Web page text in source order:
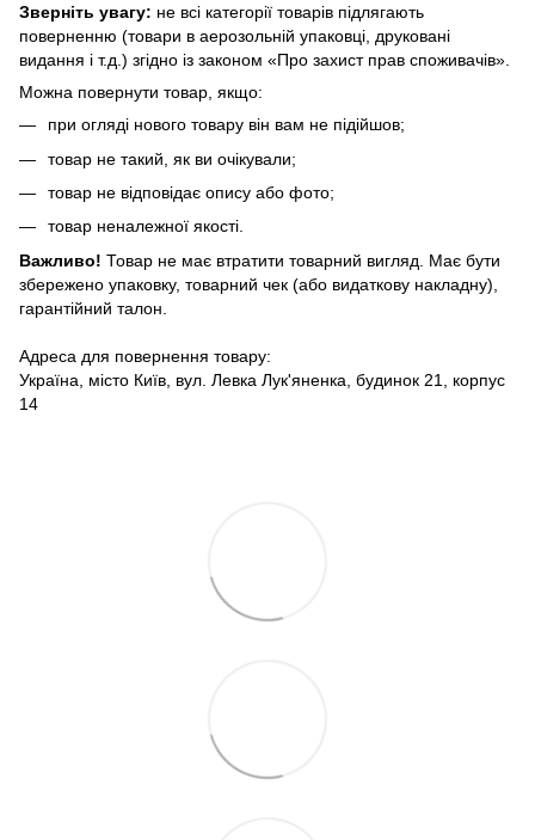
Зверніть увагу: не всі категорії товарів підлягають
поверненню (товари в аерозольній упаковці, друковані
видання і т.д.) згідно із законом «Про захист прав споживачів».
Можна повернути товар, якщо:
при огляді нового товару він вам не підійшов;
товар не такий, як ви очікували;
товар не відповідає опису або фото;
товар неналежної якості.
Важливо! Товар не має втратити товарний вигляд. Має бути
збережено упаковку, товарний чек (або видаткову накладну),
гарантійний талон.
Адреса для повернення товару:
Україна, місто Київ, вул. Левка Лук'яненка, будинок 21, корпус
14